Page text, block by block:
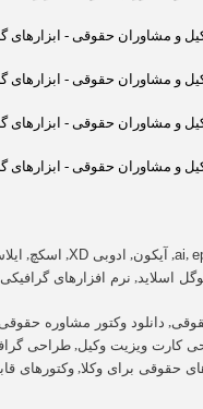
ai
, آیکون ادوبی XD , اسکچ
اسلاید نرم افزارهای گرافیکی
دانلود وکتور مشاوره حقوقی
کارت ویزیت وکیل طراحی
حقوقی برای وکلا, وکتورهای